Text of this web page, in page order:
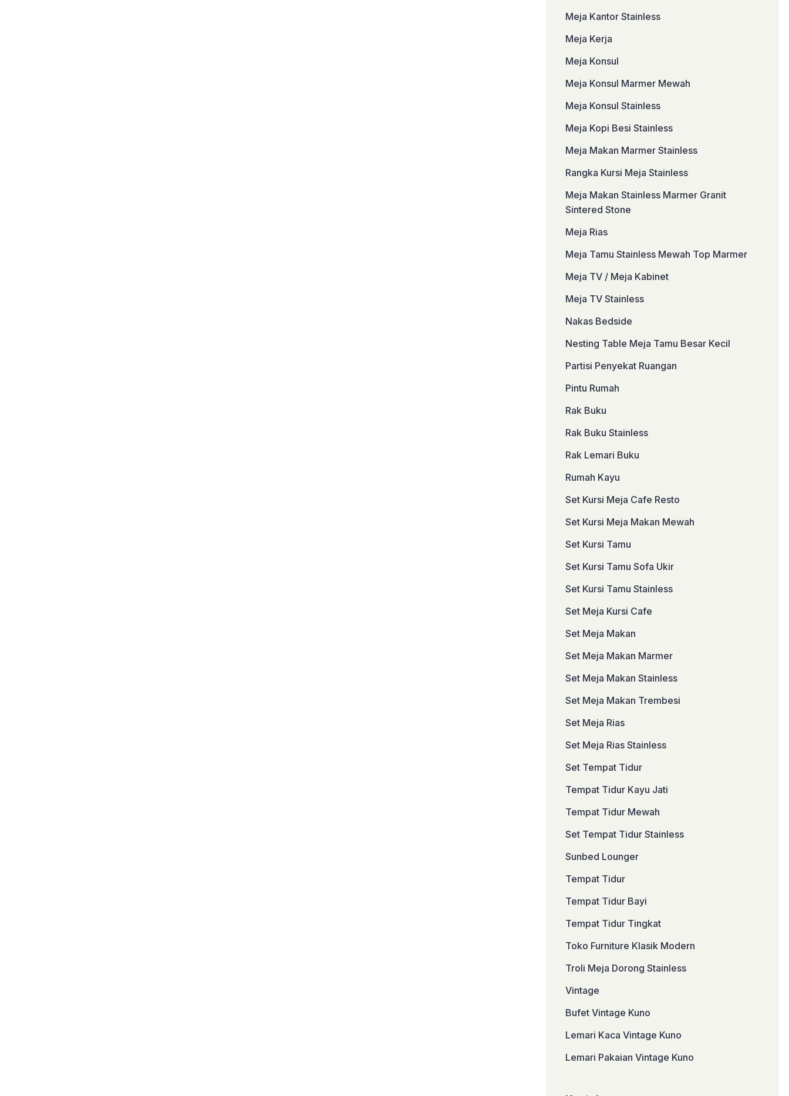
Meja Kantor Stainless
Meja Kerja
Meja Konsul
Meja Konsul Marmer Mewah
Meja Konsul Stainless
Meja Kopi Besi Stainless
Meja Makan Marmer Stainless
Rangka Kursi Meja Stainless
Meja Makan Stainless Marmer Granit
Sintered Stone
Meja Rias
Meja Tamu Stainless Mewah Top Marmer
Meja TV / Meja Kabinet
Meja TV Stainless
Nakas Bedside
Nesting Table Meja Tamu Besar Kecil
Partisi Penyekat Ruangan
Pintu Rumah
Rak Buku
Rak Buku Stainless
Rak Lemari Buku
Rumah Kayu
Set Kursi Meja Cafe Resto
Set Kursi Meja Makan Mewah
Set Kursi Tamu
Set Kursi Tamu Sofa Ukir
Set Kursi Tamu Stainless
Set Meja Kursi Cafe
Set Meja Makan
Set Meja Makan Marmer
Set Meja Makan Stainless
Set Meja Makan Trembesi
Set Meja Rias
Set Meja Rias Stainless
Set Tempat Tidur
Tempat Tidur Kayu Jati
Tempat Tidur Mewah
Set Tempat Tidur Stainless
Sunbed Lounger
Tempat Tidur
Tempat Tidur Bayi
Tempat Tidur Tingkat
Toko Furniture Klasik Modern
Troli Meja Dorong Stainless
Vintage
Bufet Vintage Kuno
Lemari Kaca Vintage Kuno
Lemari Pakaian Vintage Kuno